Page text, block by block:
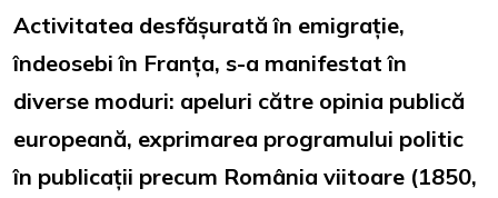
Activitatea desfășurată în emigrație,
îndeosebi în Franța, s-a manifestat în
diverse moduri: apeluri către opinia publică
europeană, exprimarea programului politic
în publicații precum România viitoare (1850,